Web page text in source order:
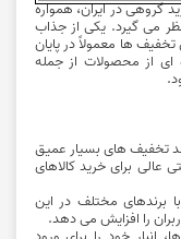
گروهی در ایران، همواره
می ‌گیرد. یکی از جذاب
‌ها معمولاً در پایان
از محصولات از جمله
تخفیف ‌های بسیار عمیق
برای خرید کالاهای
برندهای مختلف در این
را افزایش می ‌دهد.
انبار خود را برای ورود